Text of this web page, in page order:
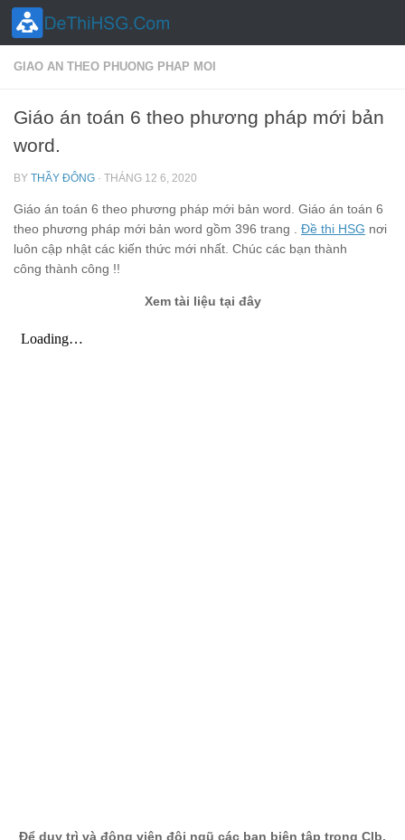
Skip to content
GIAO AN THEO PHUONG PHAP MOI
Giáo án toán 6 theo phương pháp mới bản
word.
BY THẦY ĐÔNG · THÁNG 12 6, 2020
Giáo án toán 6 theo phương pháp mới bản word. Giáo án toán 6
theo phương pháp mới bản word gồm 396 trang . Đề thi HSG nơi
luôn cập nhật các kiến thức mới nhất. Chúc các bạn thành
công thành công !!
Xem tài liệu tại đây
Để duy trì và động viên đội ngũ các bạn biên tập trong Clb.